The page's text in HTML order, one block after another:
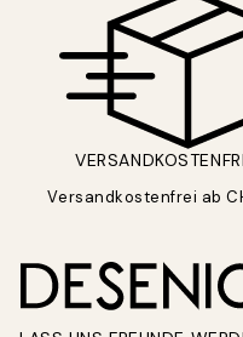
Versandkostenfrei ab